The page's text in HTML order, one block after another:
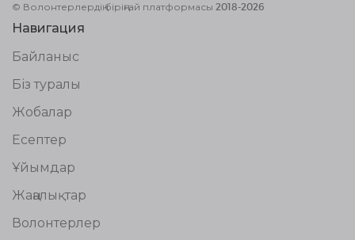
© Волонтерлердің біріңғай платформасы 2018-2026
Навигация
Байланыс
Біз туралы
Жобалар
Есептер
Ұйымдар
Жаңалықтар
Волонтерлер